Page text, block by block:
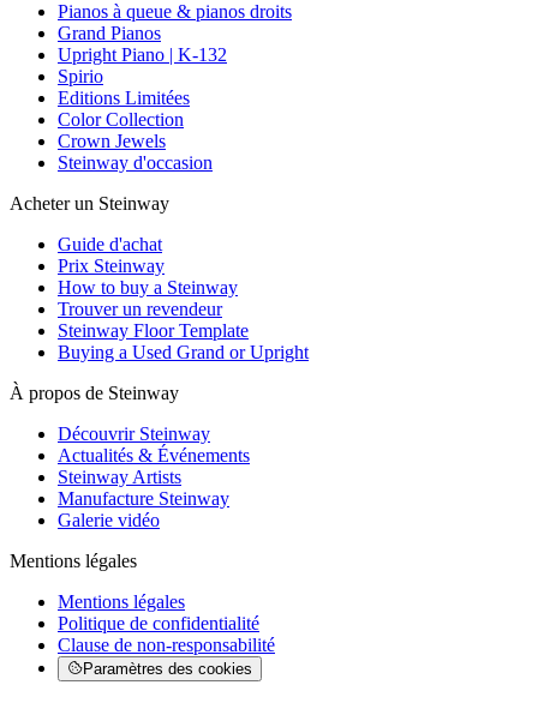
Pianos à queue & pianos droits
Grand Pianos
Upright Piano | K-132
Spirio
Editions Limitées
Color Collection
Crown Jewels
Steinway d'occasion
Acheter un Steinway
Guide d'achat
Prix Steinway
How to buy a Steinway
Trouver un revendeur
Steinway Floor Template
Buying a Used Grand or Upright
À propos de Steinway
Découvrir Steinway
Actualités & Événements
Steinway Artists
Manufacture Steinway
Galerie vidéo
Mentions légales
Mentions légales
Politique de confidentialité
Clause de non-responsabilité
Paramètres des cookies